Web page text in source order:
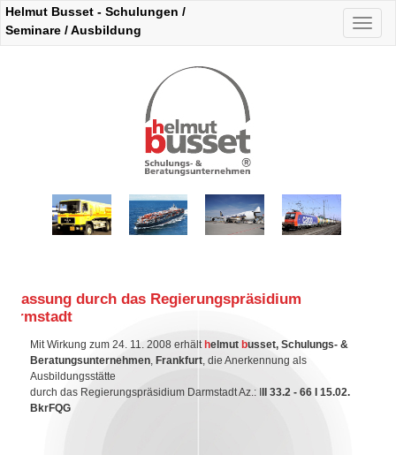
Helmut Busset - Schulungen /
Seminare / Ausbildung
Zulassung durch das Regierungspräsidium
Darmstadt
Mit Wirkung zum 24. 11. 2008 erhält helmut busset, Schulungs- &
Beratungsunternehmen, Frankfurt, die Anerkennung als
Ausbildungsstätte
durch das Regierungspräsidium Darmstadt Az.: I
II 33.2 - 66 I 15.02.
BkrFQG